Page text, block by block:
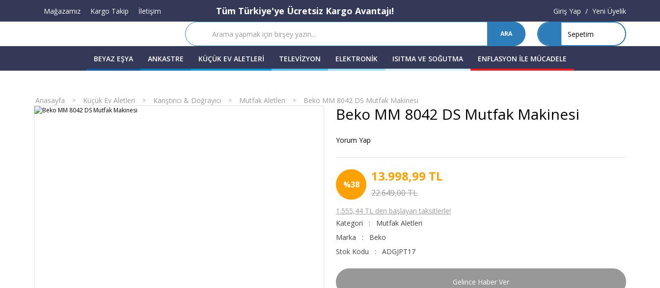
Mağazamız Kargo Takip İletişim Tüm Türkiye'ye Ücretsiz Kargo Avantajı! Giriş Yap / Yeni Üyelik
ARA Sepetim
BEYAZ EŞYA ANKASTRE KÜÇÜK EV ALETLERI TELEVIZYON ELEKTRONIK ISITMA VE SOĞUTMA ENFLASYON İLE MÜCADELE
Anasayfa Küçük Ev Aletleri Karıştırıcı & Doğrayıcı Mutfak Aletleri Beko MM 8042 DS Mutfak Makinesi
Beko MM 8042 DS Mutfak Makinesi
Yorum Yap
%38
13.998,99 TL
22.649,00 TL
1.555,44 TL den başlayan taksitlerle!
Kategori
Mutfak Aletleri
Marka
Beko
Stok Kodu
ADGJPT17
Gelince Haber Ver